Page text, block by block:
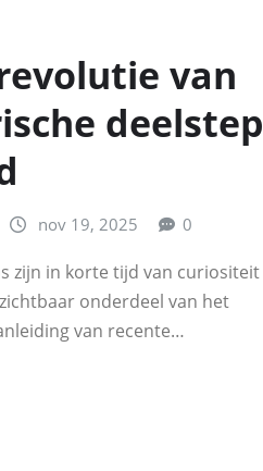
van
deelstep
nov 19, 2025 0
zijn in korte tijd van curiositeit
onderdeel van het
van recente…